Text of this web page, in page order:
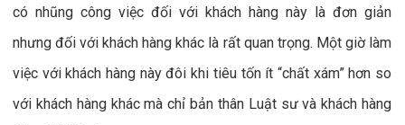
có nhũng công việc đối với khách hàng này là đơn giản
nhưng đối với khách hàng khác là rất quan trọng. Một giờ làm
việc với khách hàng này đôi khi tiêu tốn ít “chất xám” hơn so
với khách hàng khác mà chỉ bản thân Luật sư và khách hàng